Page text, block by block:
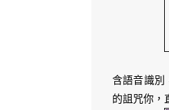
含語音識別
的詛咒你，